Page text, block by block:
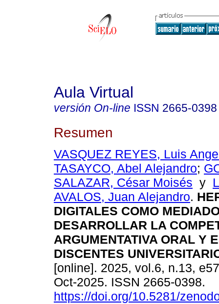
Aula Virtual
versión On-line ISSN 2665-0398
Resumen
VASQUEZ REYES, Luis
TASAYCO, Abel Alejandro;
SALAZAR, César Moisés y
AVALOS, Juan Alejandro.
DIGITALES COMO
DESARROLLAR LA
ARGUMENTATIVA ORAL Y
DISCENTES
[online]. 2025, vol.6, n.13,
Oct-2025. ISSN 2665-0398.
https://doi.org/10.5281/